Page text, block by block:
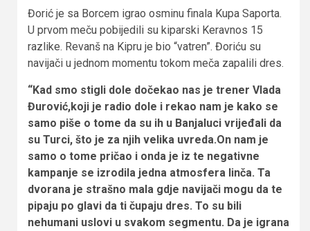
Đorić je sa Borcem igrao osminu finala Kupa Saporta.
U prvom meču pobijedili su kiparski Keravnos 15
razlike. Revanš na Kipru je bio “vatren”. Đoriću su
navijači u jednom momentu tokom meča zapalili dres.
“Kad smo stigli dole dočekao nas je trener Vlada
Đurović,koji je radio dole i rekao nam je kako se
samo piše o tome da su ih u Banjaluci vrijeđali da
su Turci, što je za njih velika uvreda.On nam je
samo o tome pričao i onda je iz te negativne
kampanje se izrodila jedna atmosfera linča. Ta
dvorana je strašno mala gdje navijači mogu da te
pipaju po glavi da ti čupaju dres. To su bili
nehumani uslovi u svakom segmentu. Da je igrana